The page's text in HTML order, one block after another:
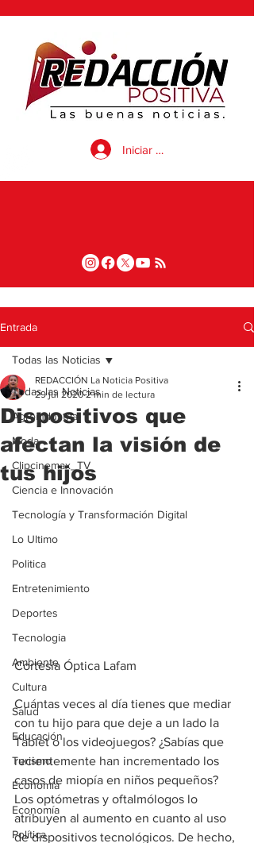
Iniciar sesión
Entrada
Todas las Noticias
Agroindustria
Moda
Clipcinemax_TV
Ciencia e Innovación
Tecnología y Transformación Digital
Lo Ultimo
Politica
Entretenimiento
Deportes
Tecnologia
Ambiente
Cultura
Salud
Educación
Turismo
Economía
Economía
Política
Todas las Noticias
Dispositivos que
afectan la visión de
tus hijos
REDACCIÓN La Noticia Positiva
29 jul 2020 2 min de lectura
Cortesía Óptica Lafam
Cuántas veces al día tienes que mediar
con tu hijo para que deje a un lado la
Tablet o los videojuegos? ¿Sabías que
recientemente han incrementado los
casos de miopía en niños pequeños?
Los optómetras y oftalmólogos lo
atribuyen al aumento en cuanto al uso
de dispositivos tecnológicos. De hecho,